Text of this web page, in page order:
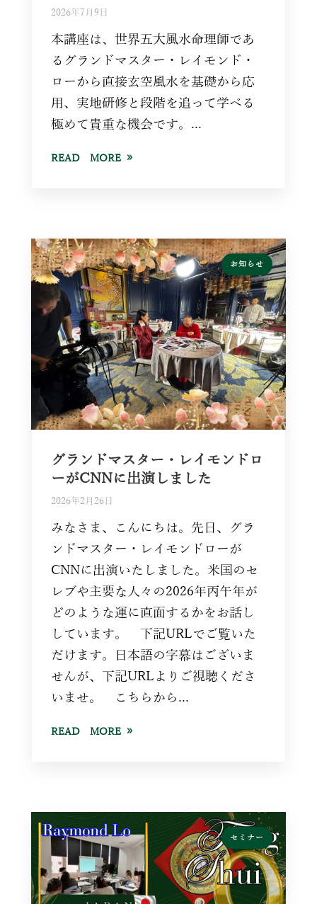
2026年7月9日
本講座は、世界五大風水命理師であ
るグランドマスター・レイモンド・
ローから直接玄空風水を基礎から応
用、実地研修と段階を追って学べる
極めて貴重な機会です。...
READ MORE
お知らせ
グランドマスター・レイモンドロ
ーがCNNに出演しました
2026年2月26日
みなさま、こんにちは。先日、グラ
ンドマスター・レイモンドローが
CNNに出演いたしました。米国のセ
レブや主要な人々の2026年丙午年が
どのような運に直面するかをお話し
しています。 下記URLでご覧いた
だけます。日本語の字幕はございま
せんが、下記URLよりご視聴くださ
いませ。 こちらから...
READ MORE
セミナー